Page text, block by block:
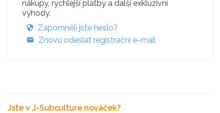
nákupy, rychlejší platby a další exkluzivní
výhody.
Zapomněli jste heslo?
Znovu odeslat registrační e-mail
Jste v J-Subculture nováček?